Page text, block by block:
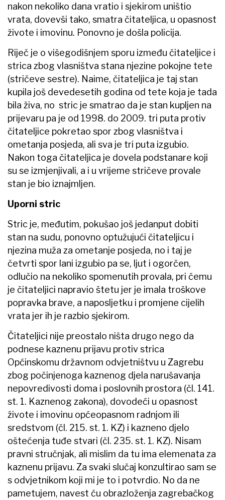
nakon nekoliko dana vratio i sjekirom uništio
vrata, dovevši tako, smatra čitateljica, u opasnost
živote i imovinu. Ponovno je došla policija.
Riječ je o višegodišnjem sporu između čitateljice i
strica zbog vlasništva stana njezine pokojne tete
(stričeve sestre). Naime, čitateljica je taj stan
kupila još devedesetih godina od tete koja je tada
bila živa, no stric je smatrao da je stan kupljen na
prijevaru pa je od 1998. do 2009. tri puta protiv
čitateljice pokretao spor zbog vlasništva i
ometanja posjeda, ali sva je tri puta izgubio.
Nakon toga čitateljica je dovela podstanare koji
su se izmjenjivali, a i u vrijeme stričeve provale
stan je bio iznajmljen.
Uporni stric
Stric je, međutim, pokušao još jedanput dobiti
stan na sudu, ponovno optužujući čitateljicu i
njezina muža za ometanje posjeda, no i taj je
četvrti spor lani izgubio pa se, ljut i ogorčen,
odlučio na nekoliko spomenutih provala, pri čemu
je čitateljici napravio štetu jer je imala troškove
popravka brave, a naposljetku i promjene cijelih
vrata jer ih je razbio sjekirom.
Čitateljici nije preostalo ništa drugo nego da
podnese kaznenu prijavu protiv strica
Općinskomu državnom odvjetništvu u Zagrebu
zbog počinjenoga kaznenog djela narušavanja
nepovredivosti doma i poslovnih prostora (čl. 141.
st. 1. Kaznenog zakona), dovodeći u opasnost
živote i imovinu općeopasnom radnjom ili
sredstvom (čl. 215. st. 1. KZ) i kazneno djelo
oštećenja tuđe stvari (čl. 235. st. 1. KZ). Nisam
pravni stručnjak, ali mislim da tu ima elemenata za
kaznenu prijavu. Za svaki slučaj konzultirao sam se
s odvjetnikom koji mi je to i potvrdio. No da ne
pametujem, navest ću obrazloženja zagrebačkog